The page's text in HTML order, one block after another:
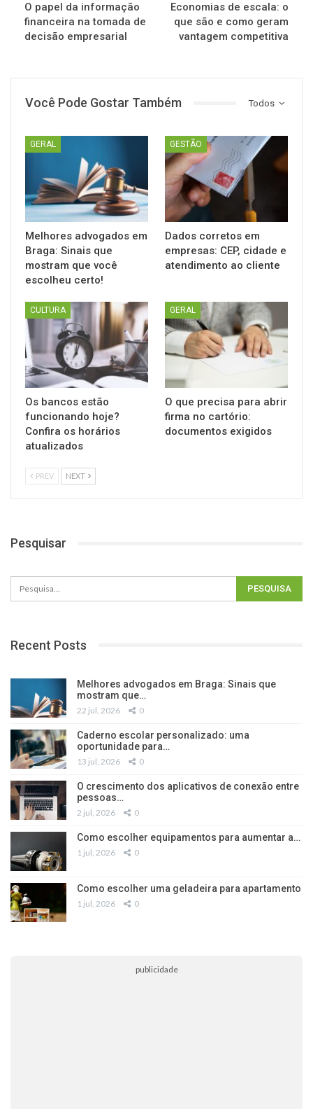
O papel da informação
financeira na tomada de
decisão empresarial
Economias de escala: o
que são e como geram
vantagem competitiva
Todos
Você Pode Gostar Também
GERAL
Melhores advogados em
Braga: Sinais que
mostram que você
escolheu certo!
GESTÃO
Dados corretos em
empresas: CEP, cidade e
atendimento ao cliente
CULTURA
Os bancos estão
funcionando hoje?
Confira os horários
atualizados
GERAL
O que precisa para abrir
firma no cartório:
documentos exigidos
PREV NEXT
Pesquisar
Recent Posts
Melhores advogados em Braga: Sinais que
mostram que…
22 jul, 2026 0
Caderno escolar personalizado: uma
oportunidade para…
13 jul, 2026 0
O crescimento dos aplicativos de conexão entre
pessoas…
2 jul, 2026 0
Como escolher equipamentos para aumentar a…
1 jul, 2026 0
Como escolher uma geladeira para apartamento
1 jul, 2026 0
publicidade